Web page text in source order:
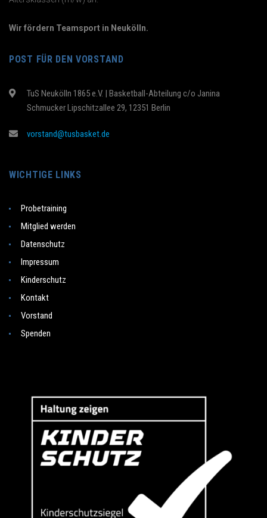
Wir fördern Teamsport in Neukölln.
POST FÜR DEN VORSTAND
TuS Neukölln 1865 e.V. | Basketball-Abteilung c/o Janina
Schmucker Lipschitzallee 29, 12351 Berlin
vorstand@tusbasket.de
WICHTIGE LINKS
Probetraining
Mitglied werden
Datenschutz
Impressum
Kinderschutz
Kontakt
Vorstand
Spenden